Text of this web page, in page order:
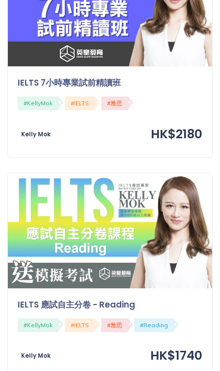
IELTS 7小時專業試前精讀班
#KellyMok #IELTS #雅思
Kelly Mok HK$2180
IELTS 應試自主分卷 - Reading
#KellyMok #IELTS #雅思 #Reading
Kelly Mok HK$1740